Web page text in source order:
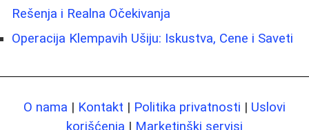
Rešenja i Realna Očekivanja
Operacija Klempavih Ušiju: Iskustva, Cene i Saveti
O nama | Kontakt | Politika privatnosti | Uslovi
korišćenja | Marketinški servisi